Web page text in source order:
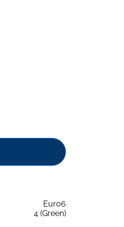
Euro6
4 (Green)